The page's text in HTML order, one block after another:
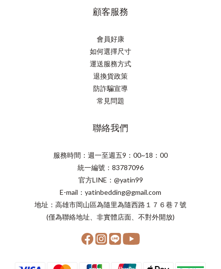
顧客服務
會員好康
如何選擇尺寸
運送服務方式
退換貨政策
防詐騙宣導
常見問題
聯絡我們
服務時間：週一至週五9：00~18：00
統一編號：83787096
官方LINE：@yatin99
E-mail：yatinbedding@gmail.com
地址：高雄市岡山區為隨里為隨西路１７６巷７號
(僅為聯絡地址、非實體店面、不對外開放)